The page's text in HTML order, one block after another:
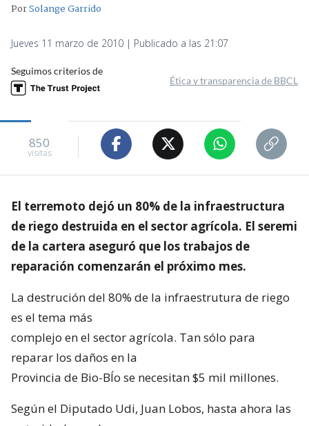
PorSolange Garrido
Jueves 11 marzo de 2010 | Publicado a las 21:07
Seguimos criterios de
Ética y transparencia de BBCL
850
visitas
El terremoto dejó un 80% de la infraestructura
de riego destruida en el sector agrícola. El seremi
de la cartera aseguró que los trabajos de
reparación comenzarán el próximo mes.
La destrución del 80% de la infraestrutura de riego
es el tema más
complejo en el sector agrícola. Tan sólo para
reparar los daños en la
Provincia de Bio-BÍo se necesitan $5 mil millones.
Según el Diputado Udi, Juan Lobos, hasta ahora las